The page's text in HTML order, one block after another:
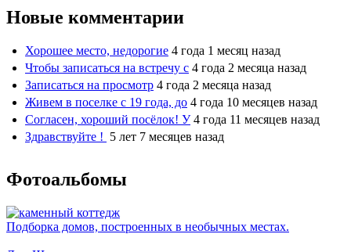
Новые комментарии
Хорошее место, недорогие 4 года 1 месяц назад
Чтобы записаться на встречу с 4 года 2 месяца назад
Записаться на просмотр 4 года 2 месяца назад
Живем в поселке с 19 года, до 4 года 10 месяцев назад
Согласен, хороший посёлок! У 4 года 11 месяцев назад
Здравствуйте ! 5 лет 7 месяцев назад
Фотоальбомы
Подборка домов, построенных в необычных местах.